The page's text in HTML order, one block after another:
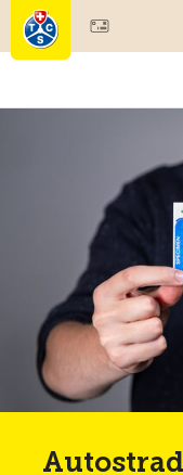
Societariato &